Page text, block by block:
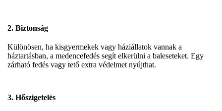
2. Biztonság
Különösen, ha kisgyermekek vagy háziállatok vannak a
háztartásban, a medencefedés segít elkerülni a baleseteket. Egy
zárható fedés vagy tető extra védelmet nyújthat.
3. Hőszigetelés